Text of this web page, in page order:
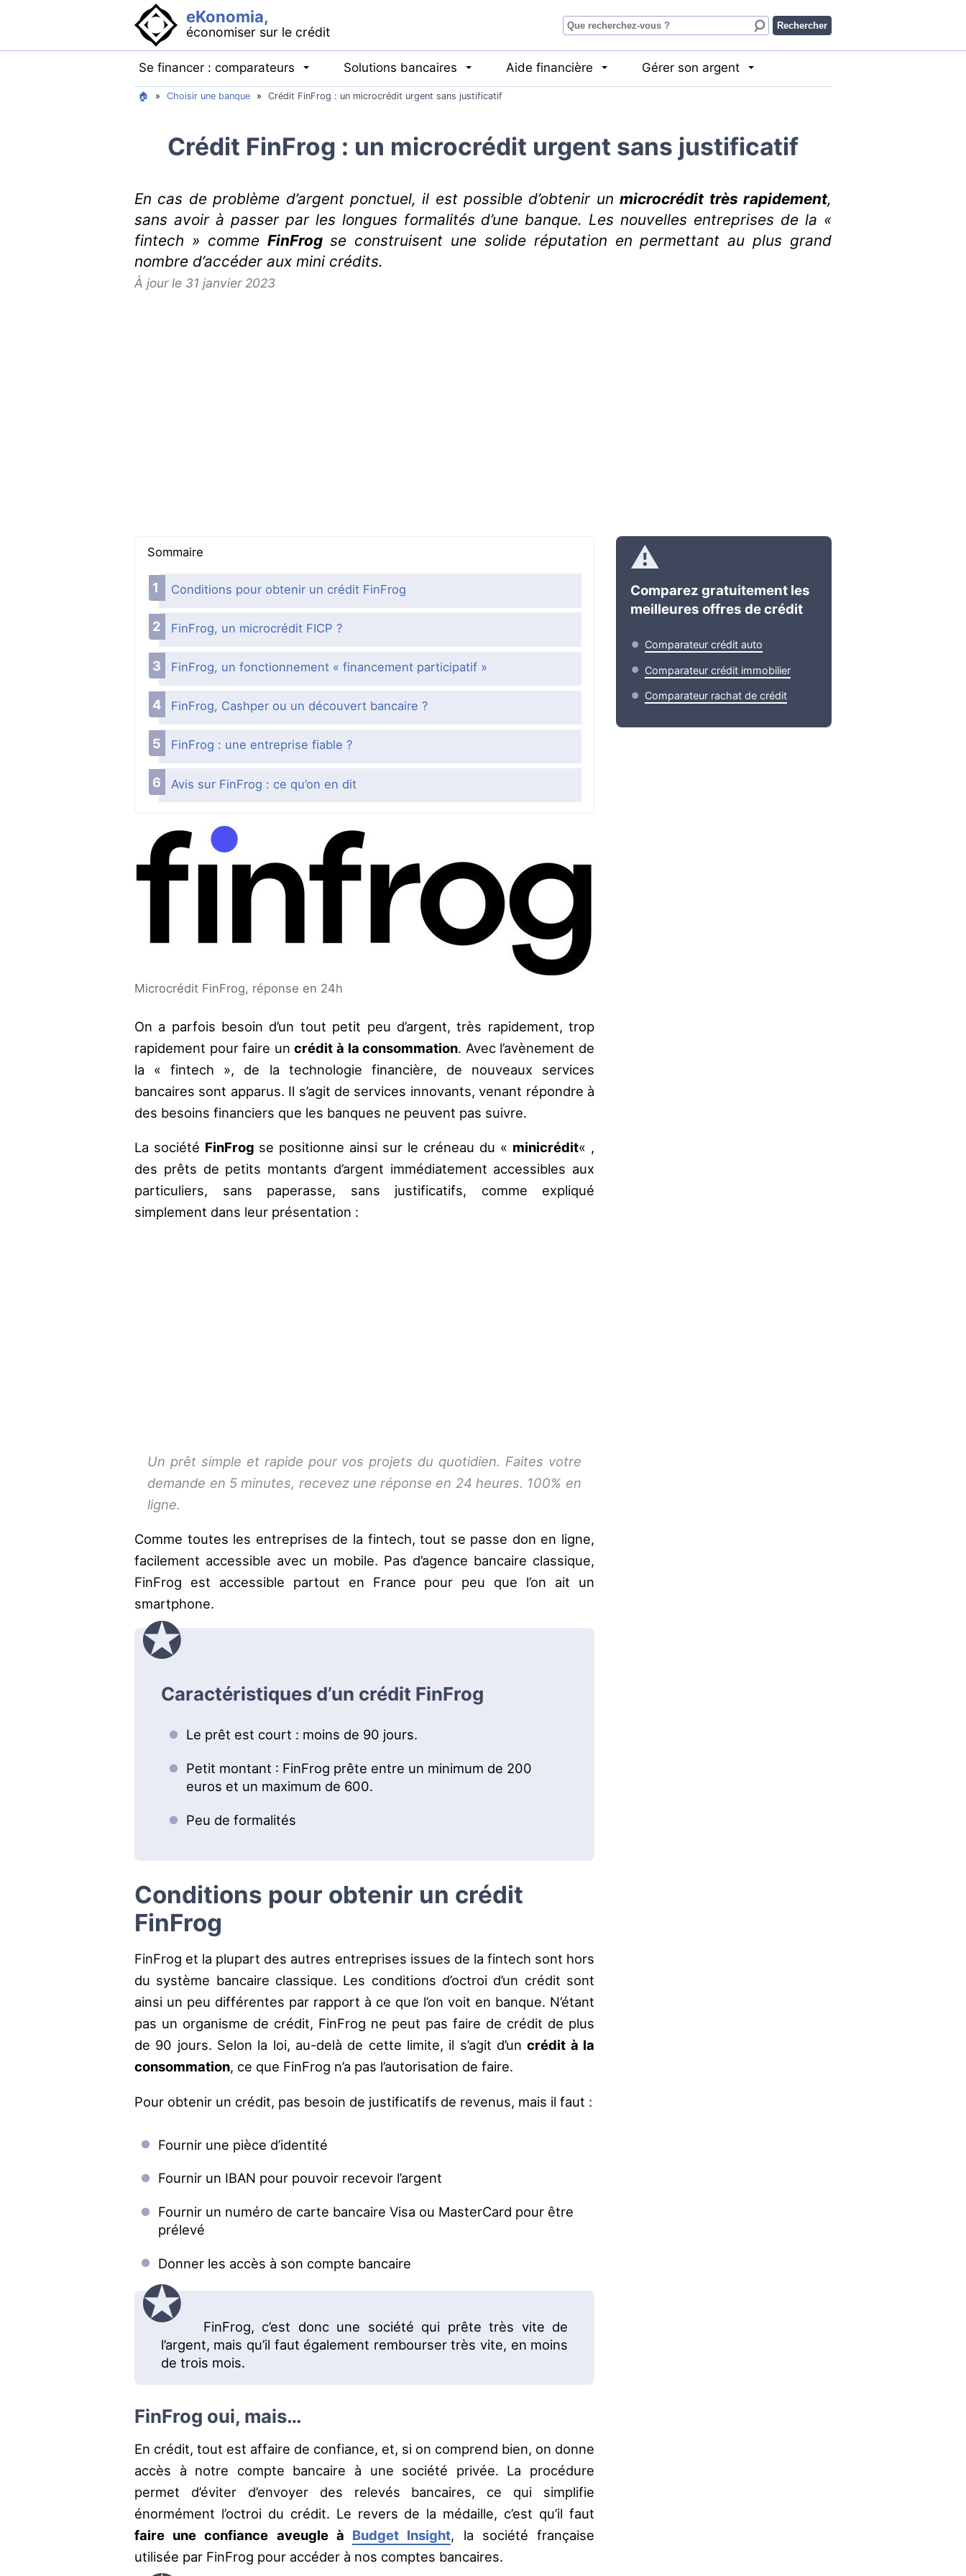
eKonomia,
économiser sur le crédit
Se financer : comparateurs Solutions bancaires Aide financière Gérer son argent
🏠 » Choisir une banque » Crédit FinFrog : un microcrédit urgent sans justificatif
Crédit FinFrog : un microcrédit urgent sans justificatif
En cas de problème d’argent ponctuel, il est possible d’obtenir unmicrocrédit très rapidement,
sans avoir à passer par les longues formalités d’une banque. Les nouvelles entreprises de la «
fintech » comme FinFrogse construisent une solide réputation en permettant au plus grand
nombre d’accéder aux mini crédits.
À jour le 31 janvier 2023
Sommaire
Conditions pour obtenir un crédit FinFrog
FinFrog, un microcrédit FICP ?
FinFrog, un fonctionnement « financement participatif »
FinFrog, Cashper ou un découvert bancaire ?
FinFrog : une entreprise fiable ?
Avis sur FinFrog : ce qu’on en dit
Microcrédit FinFrog, réponse en 24h
On a parfois besoin d’un tout petit peu d’argent, très rapidement, trop
rapidement pour faire uncrédit à la consommation. Avec l’avènement de
la « fintech », de la technologie financière, de nouveaux services
bancaires sont apparus. Il s’agit de services innovants, venant répondre à
des besoins financiers que les banques ne peuvent pas suivre.
La société FinFrog se positionne ainsi sur le créneau du « minicrédit« ,
des prêts de petits montants d’argent immédiatement accessibles aux
particuliers, sans paperasse, sans justificatifs, comme expliqué
simplement dans leur présentation :
Un prêt simple et rapide pour vos projets du quotidien. Faites votre
demande en 5 minutes, recevez une réponse en 24 heures. 100% en
ligne.
Comme toutes les entreprises de la fintech, tout se passe don en ligne,
facilement accessible avec un mobile. Pas d’agence bancaire classique,
FinFrog est accessible partout en France pour peu que l’on ait un
smartphone.
Caractéristiques d’un crédit FinFrog
Le prêt est court : moins de 90 jours.
Petit montant : FinFrog prête entre un minimum de 200
euros et un maximum de 600.
Peu de formalités
Conditions pour obtenir un crédit
FinFrog
FinFrog et la plupart des autres entreprises issues de la fintech sont hors
du système bancaire classique. Les conditions d’octroi d’un crédit sont
ainsi un peu différentes par rapport à ce que l’on voit en banque. N’étant
pas un organisme de crédit, FinFrog ne peut pas faire de crédit de plus
de 90 jours. Selon la loi, au-delà de cette limite, il s’agit d’uncrédit à la
consommation, ce que FinFrog n’a pas l’autorisation de faire.
Pour obtenir un crédit, pas besoin de justificatifs de revenus, mais il faut :
Fournir une pièce d’identité
Fournir un IBAN pour pouvoir recevoir l’argent
Fournir un numéro de carte bancaire Visa ou MasterCard pour être
prélevé
Donner les accès à son compte bancaire
FinFrog, c’est donc une société qui prête très vite de
l’argent, mais qu’il faut également rembourser très vite, en moins
de trois mois.
FinFrog oui, mais…
En crédit, tout est affaire de confiance, et, si on comprend bien, on donne
accès à notre compte bancaire à une société privée. La procédure
permet d’éviter d’envoyer des relevés bancaires, ce qui simplifie
énormément l’octroi du crédit. Le revers de la médaille, c’est qu’il faut
faire une confiance aveugle à Budget Insight, la société française
utilisée par FinFrog pour accéder à nos comptes bancaires.
Comparez gratuitement les
meilleures offres de crédit
Comparateur crédit auto
Comparateur crédit immobilier
Comparateur rachat de crédit